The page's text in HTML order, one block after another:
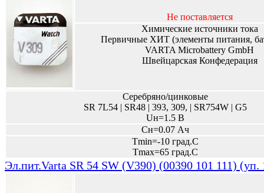
Не поставляется
Химические источники тока
Первичные ХИТ (элементы питания,
VARTA Microbattery GmbH
Швейцарская Конфедерация
Серебряно/цинковые
SR 7L54 | SR48 | 393, 309, | SR754W | G5
Uн=1.5 В
Сн=0.07 Ач
Tmin=-10 град.С
Tmax=65 град.С
Эл.пит.Varta SR 54 SW (V390) (00390 101 111) (уп.